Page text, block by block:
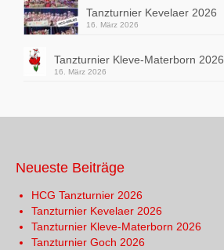
Tanzturnier Kevelaer 2026
16. März 2026
Tanzturnier Kleve-Materborn 2026
16. März 2026
Neueste Beiträge
HCG Tanzturnier 2026
Tanzturnier Kevelaer 2026
Tanzturnier Kleve-Materborn 2026
Tanzturnier Goch 2026